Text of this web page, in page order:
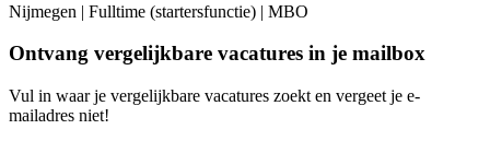
Nijmegen | Fulltime (startersfunctie) | MBO
Ontvang vergelijkbare vacatures in je mailbox
Vul in waar je vergelijkbare vacatures zoekt en vergeet je e-
mailadres niet!